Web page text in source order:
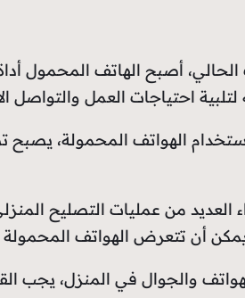
أصبح الهاتف المحمول
احتياجات العمل والتواصل
الهواتف المحمولة، يصبح
العديد من عمليات التصليح
أن تتعرض الهواتف المحمولة
والجوال في المنزل، يجب